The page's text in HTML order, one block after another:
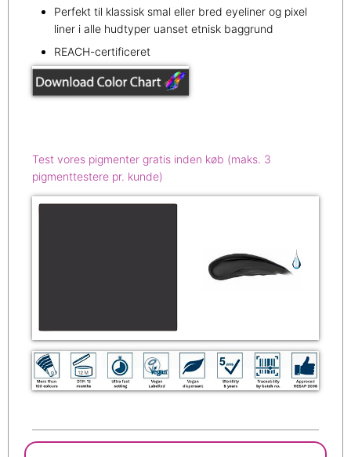
Perfekt til klassisk smal eller bred eyeliner og pixel
liner i alle hudtyper uanset etnisk baggrund
REACH-certificeret
Test vores pigmenter gratis inden køb (maks. 3
pigmenttestere pr. kunde)